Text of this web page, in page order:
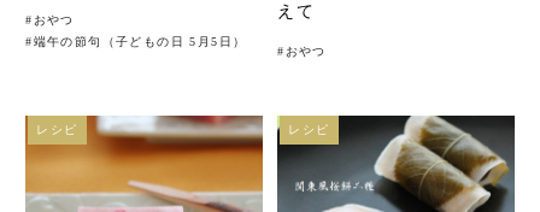
#おやつ
#端午の節句（子どもの日 5月5日）
えて
#おやつ
レシピ レシピ